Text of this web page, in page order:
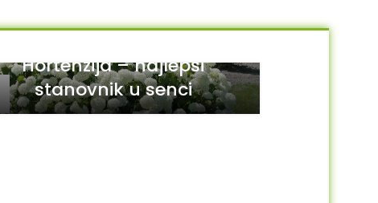
Hortenzija – najlepši
stanovnik u senci